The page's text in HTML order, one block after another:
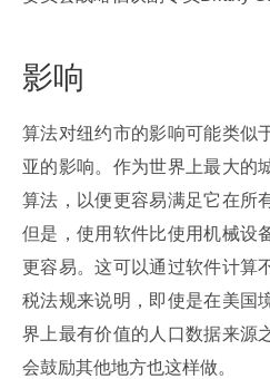
影响
算法对纽约市的影响可能类似
亚的影响。作为世界上最大的
算法，以便更容易满足它在所
但是，使用软件比使用机械设
更容易。这可以通过软件计算
税法规来说明，即使是在美国
界上最有价值的人口数据来源
会鼓励其他地方也这样做。